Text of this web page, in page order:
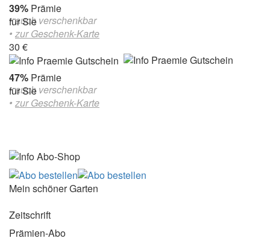
39% Prämie
für Sie
• auch verschenkbar
• zur Geschenk-Karte
30 €
47% Prämie
für Sie
• auch verschenkbar
• zur Geschenk-Karte
Mein schöner Garten
Zeitschrift
Prämien-Abo